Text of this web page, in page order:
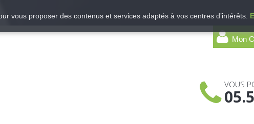
Mon
VOUS
vous proposer des contenus et services adaptés à vos centres d’intérêts.